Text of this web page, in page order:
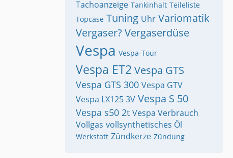
Tachoanzeige Tankinhalt Teileliste
Topcase Tuning Uhr Variomatik
Vergaser? Vergaserdüse
Vespa Vespa-Tour
Vespa ET2 Vespa GTS
Vespa GTS 300 Vespa GTV
Vespa LX125 3V Vespa S 50
Vespa s50 2t Vespa Verbrauch
Vollgas vollsynthetisches Öl
Werkstatt Zündkerze Zündung